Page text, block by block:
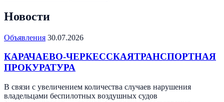
Новости
Объявления 30.07.2026
КАРАЧАЕВО-ЧЕРКЕССКАЯТРАНСПОРТНАЯ
ПРОКУРАТУРА
В связи с увеличением количества случаев нарушения
владельцами беспилотных воздушных судов